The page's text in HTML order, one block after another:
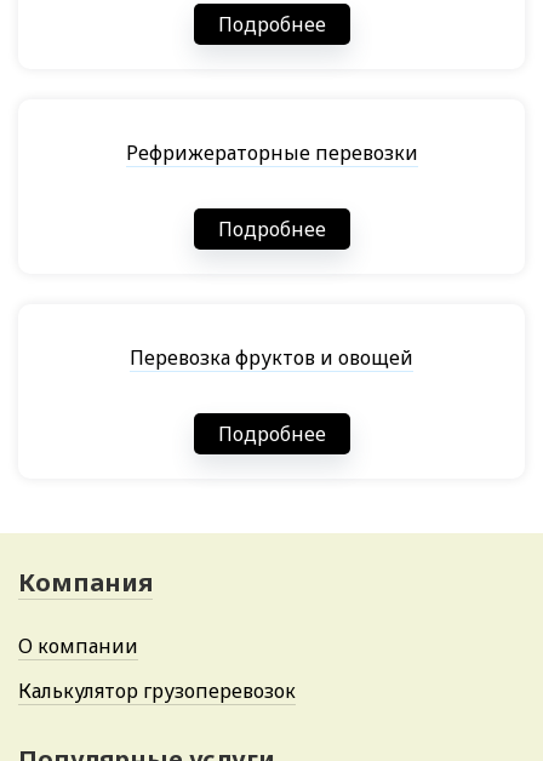
Подробнее
Рефрижераторные перевозки
Подробнее
Перевозка фруктов и овощей
Подробнее
Компания
О компании
Калькулятор грузоперевозок